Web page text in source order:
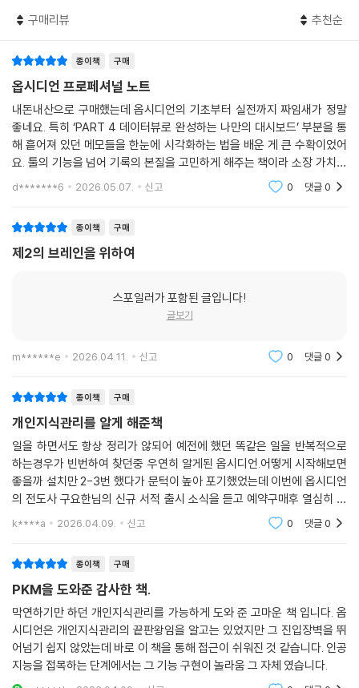
하이라이터 플러그인
[따라하기] 메뉴로 하이라이트 적용하기
[따라하기] 번역 서비스를 위한 API 키 받기
[따라하기] 트랜슬레이션 뷰로 번역 기능 사용하기
[따라하기] 트랜슬레이트 셀렉션으로 번역 기능 사용하기
태그 랭글러 플러그인
[따라하기] 태그 이름 바꾸기
[따라하기] 태그를 북마크로 추가하기
[따라하기] 노트 내용 나누기
[따라하기] 제목을 포함해 노트 나누기
[따라하기] 헤딩을 기준으로 노트 나누기
CHAPTER 10 템플릿 및 일정 관리에 탁월한 플러그인
[따라하기] 템플릿을 만들고 적용하기
데일리 노트 플러그인
캘린더 플러그인
[따라하기] 캘린더를 이용해 데일리 노트 만들기
피리어딕 노트 플러그인
[따라하기] 템플릿을 이용해 데일리 노트 만들기
페이스트 URL 인투 셀렉션 플러그인
코리안 북 인포 플러그인
[따라하기] 국내 도서 검색하여 정보 가져오기
북 서치 플러그인
[따라하기] 해외 도서 검색하여 정보 가져오기
옵시디언 웹 클리퍼
[따라하기] 기본 템플릿으로 웹 클리핑하기
[따라하기] 새 볼트 만들기
[따라하기] 폴더 생성과 관리하기
[따라하기] 새로운 폴더 구조 만들기
[따라하기] 기본 폴더 지정하기
[따라하기] 연결된 모든 링크의 이름 자동 업데이트하기
[따라하기] 첨부 파일 저장 폴더 설정하기
[따라하기] 테마 설치하기
[따라하기] 커뮤니티 플러그인 설치하기
[따라하기] 임포터 플러그인 설치하기
[따라하기] 노션 콘텐츠 내보내기
[따라하기] 옵시디언으로 노션 파일 가져오기
[따라하기] 접을 수 있는 콜아웃 작성하기
[따라하기] 노트 연결로 회의록 작성하기
[따라하기] 리스트 순서 바꾸기
[따라하기] 자동 완성 사용하기
[따라하기] 에디팅 툴바 플러그인 사용하기
[따라하기] 하이라이트 색상 추가하고 적용하기
[따라하기] 메뉴로 하이라이트 적용하기
[따라하기] 번역 서비스를 위한 API 키 받기
[따라하기] 트랜슬레이션 뷰로 번역 기능 사용하기
[따라하기] 태그 이름 바꾸기
[따라하기] 태그를 북마크로 추가하기
[따라하기] 제목을 포함해 노트 나누기
[따라하기] 헤딩을 기준으로 노트 나누기
[따라하기] 템플릿을 만들고 적용하기
구매리뷰 추천순
종이책 구매
옵시디언 프로페셔널 노트
내돈내산으로 구매했는데 옵시디언의 기초부터 실전까지 짜임새가 정말
좋네요. 특히 ‘PART 4 데이터뷰로 완성하는 나만의 대시보드’ 부분을 통
해 흩어져 있던 메모들을 한눈에 시각화하는 법을 배운 게 큰 수확이었어
요. 툴의 기능을 넘어 기록의 본질을 고민하게 해주는 책이라 소장 가치가
충분합니다.
d*******6 2026.05.07. 신고 0 댓글0
종이책 구매
제2의 브레인을 위하여
스포일러가 포함된 글입니다!
글보기
m******e 2026.04.11. 신고 0 댓글0
종이책 구매
개인지식관리를 알게 해준책
일을 하면서도 항상 정리가 않되어 예전에 했던 똑같은 일을 반복적으로
하는경우가 빈번하여 찾던중 우연히 알게된 옵시디언.어떻게 시작해보면
좋을까 설치만 2-3번 했다가 문턱이 높아 포기했었는데 이번에 옵시디언
의 전도사 구요한님의 신규 서적 출시 소식을 듣고 예약구매후 열심히 따
라해보고 있는중입니다.개인지식관리의 시작을 어떻게 해야할지 모르는
k****a 2026.04.09. 신고 0 댓글0
종이책 구매
PKM을 도와준 감사한 책.
막연하기만 하던 개인지식관리를 가능하게 도와 준 고마운 책 입니다. 옵
시디언은 개인지식관리의 끝판왕임을 알고는 있었지만 그 진입장벽을 뛰
어넘기 쉽지 않았는데 바로 이 책을 통해 접근이 쉬워진 것 같습니다. 인공
지능을 접목하는 단계에서는 그 기능 구현이 놀라움 그 자체 였습니다.